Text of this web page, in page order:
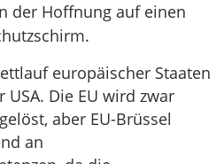
der Hoffnung auf einen
europäischer Staaten
Die EU wird zwar
aber EU-Brüssel
an